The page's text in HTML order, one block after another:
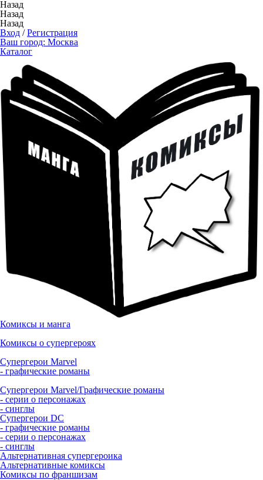
Назад
Назад
Назад
Вход /Регистрация
Ваш город: Москва
Каталог
Комиксы и манга
Комиксы о супергероях
Супергерои Marvel
- графические романы
Супергерои Marvel/Графические романы
- серии о персонажах
- синглы
Супергерои DC
- графические романы
- серии о персонажах
- синглы
Альтернативная супергероика
Альтернативные комиксы
Комиксы по франшизам